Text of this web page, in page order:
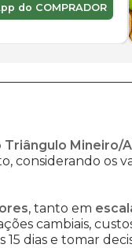
do COMPRADOR
Mineiro/
considerando os
, tanto em
cambiais,
15 dias e tomar